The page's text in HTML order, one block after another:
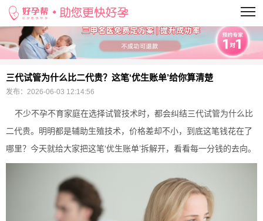
当前位置：
三代试管为什么比二代贵？这笔‘优生账单’给你算清楚
发布： 2026-06-03 12:14:56
不少不孕不育家庭在选择试管技术时，都会纠结三代试管为什么比
二代贵。明明都是辅助生殖技术，价格差却不小，到底这笔钱花在了
哪里？今天就给大家把这笔‘优生账单’拆解开，看看每一分钱的去向。